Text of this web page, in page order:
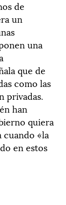
de
un
una
que de
como las
privadas.
han
quiera
«la
en estos